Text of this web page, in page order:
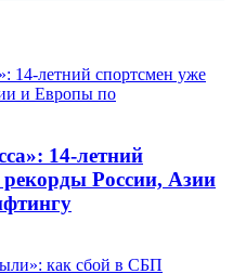
14-летний
России, Азии